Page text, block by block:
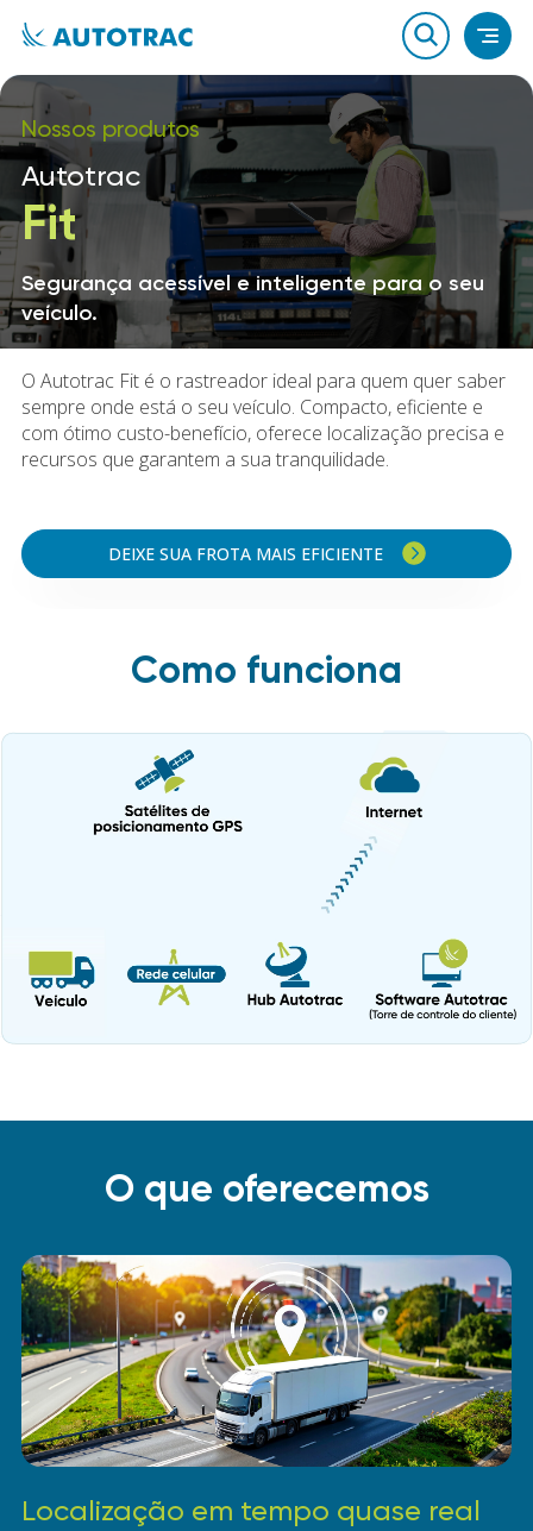
Nossos produtos
Autotrac
Fit
Segurança acessível e inteligente para o seu
veículo.
O Autotrac Fit é o rastreador ideal para quem quer saber
sempre onde está o seu veículo. Compacto, eficiente e
com ótimo custo-benefício, oferece localização precisa e
recursos que garantem a sua tranquilidade.
DEIXE SUA FROTA MAIS EFICIENTE
Como funciona
O que oferecemos
Localização em tempo quase real